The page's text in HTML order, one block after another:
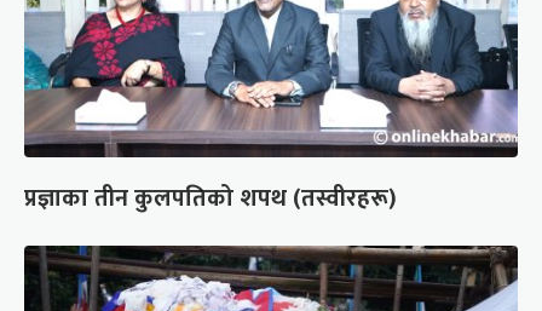
प्रज्ञाका तीन कुलपतिको शपथ (तस्वीरहरू)